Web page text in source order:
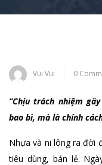
Vui Vui 0
“Chịu trách nhiệm
bao bì, mà là chính
Nhựa và ni lông ra đời
tiêu dùng, bán lẻ.